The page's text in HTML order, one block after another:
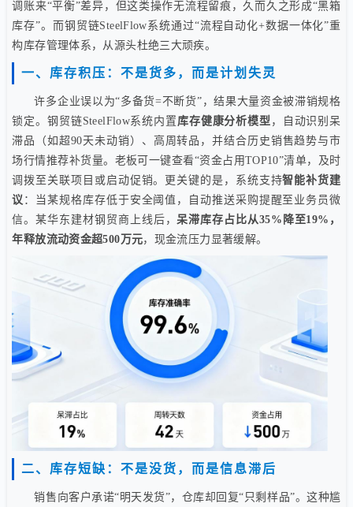
调账来“平衡”差异，但这类操作无流程留痕，久而久之形成“黑箱
库存”。而钢贸链SteelFlow系统通过“流程自动化+数据一体化”重
构库存管理体系，从源头杜绝三大顽疾。
一、库存积压：不是货多，而是计划失灵
许多企业误以为“多备货=不断货”，结果大量资金被滞销规格
锁定。钢贸链SteelFlow系统内置 库存健康分析模型 ，自动识别呆
滞品（如超90天未动销）、高周转品，并结合历史销售趋势与市
场行情推荐补货量。老板可一键查看“资金占用TOP10”清单，及时
调拨至关联项目或启动促销。更关键的是，系统支持智能补货建
议 ：当某规格库存低于安全阈值，自动推送采购提醒至业务员微
信。某华东建材钢贸商上线后， 呆滞库存占比从35%降至19%，
年释放流动资金超500万元，现金流压力显著缓解。
二、库存短缺：不是没货，而是信息滞后
销售向客户承诺“明天发货”，仓库却回复“只剩样品”。这种尴